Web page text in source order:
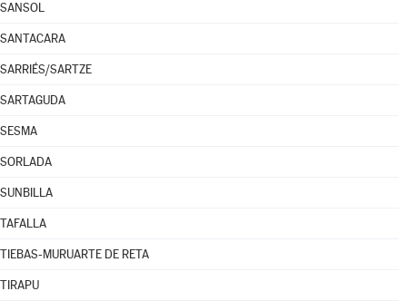
SANSOL
SANTACARA
SARRIÉS/SARTZE
SARTAGUDA
SESMA
SORLADA
SUNBILLA
TAFALLA
TIEBAS-MURUARTE DE RETA
TIRAPU